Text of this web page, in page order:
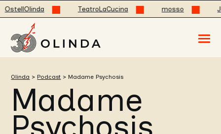
TeatroLaCucina mosso
menu
Olinda > Podcast > Madame Psychosis
Madame
Psychosis